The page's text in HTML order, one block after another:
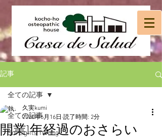
記事
全ての記事
Sol Lights Tuning
全ての記事
開業1年経過のおさらい
久実kumi
2020年6月16日 読了時間: 2分